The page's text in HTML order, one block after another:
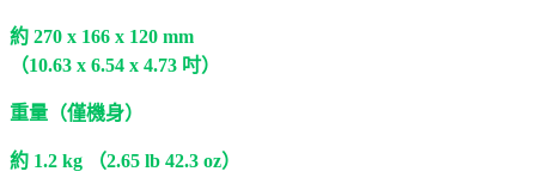
約 270 x 166 x 120 mm
（10.63 x 6.54 x 4.73 吋）
重量（僅機身）
約 1.2 kg （2.65 lb 42.3 oz）